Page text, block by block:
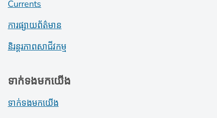
Currents
ការផ្សាយព័ត៌មាន
និរន្តរភាពសាជីវកម្ម
ទាក់ទងមកយើង
ទាក់ទងមកយើង